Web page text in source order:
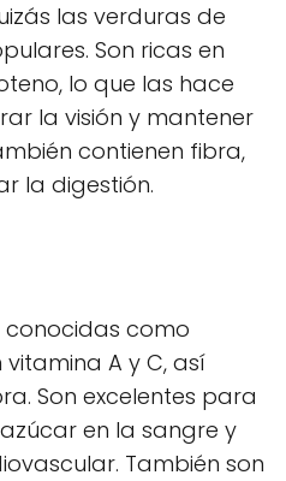
las verduras de
Son ricas en
lo que las hace
la visión y mantener
contienen fibra,
la digestión.
como
A y C, así
Son excelentes para
en la sangre y
También son